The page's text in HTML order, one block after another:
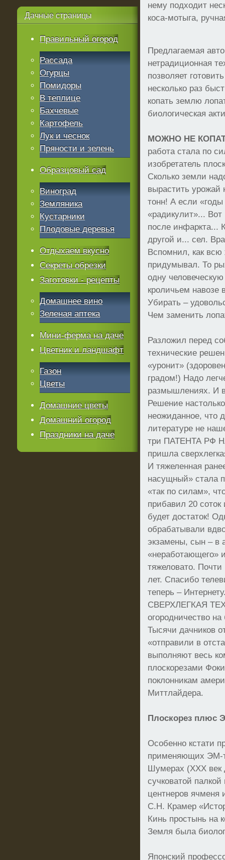
нему подходит
коса-мотыга,
Предлагаемая
нетрадиционная
позволяет
несколько раз
копать землю
биологическая
МОЖНО НЕ
работа стала по
изобретатель
Сколько земли
вырастить урожай
тонн! А если
«радикулит»...
после инфаркта...
другой и... сел.
Вспомнил, как всю
придумывал. То
одну
кроличьем навозе
Убирать –
Чем заменить
Разложил перед
технические
«уронит»
градом!) Надо
размышлениях. И
Решение
неожиданное, что
литературе не
три ПАТЕНТА РФ
пришла
И тяжеленная
насущный» стала
«так по силам»,
прибавил 20
будет достаток!
обрабатывали
экзамены, сын – в
«неработающего»
тяжеловато.
лет. Спасибо
теперь –
СВЕРХЛЕГКАЯ
огородничество
Тысячи дачников
«отправили в
выполняют весь
плоскорезами
поклонникам
Миттлайдера.
Плоскорез плюс
Особенно кстати
применяющих ЭМ-
Шумерах (ХХХ век
сучковатой
центнеров
С.Н. Крамер
Кинь простынь на
Земля была
Японский
Дачные страницы
Правильный огород
Рассада
Огурцы
Помидоры
В теплице
Бахчевые
Картофель
Лук и чеснок
Пряности и зелень
Образцовый сад
Виноград
Земляника
Кустарники
Плодовые деревья
Отдыхаем вкусно
Секреты обрезки
Заготовки - рецепты
Домашнее вино
Зеленая аптека
Мини-ферма на даче
Цветник и ландшафт
Газон
Цветы
Домашние цветы
Домашний огород
Праздники на даче